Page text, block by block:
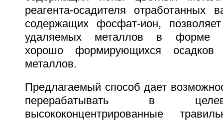
реагента-осадителя отработанных
содержащих фосфат-ион,
удаляемых металлов в форме
хорошо формирующихся
металлов.
Предлагаемый способ дает
перерабатывать в
высококонцентрированные